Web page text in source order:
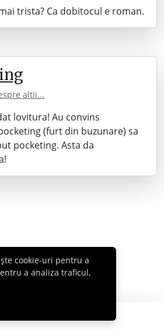
trista? Ca dobitocul e roman.
altii...
lovitura! Au convins
(furt din buzunare) sa
pocketing. Asta da
2007 - 2026 Cabral.ro
cookie-uri pentru a
a analiza traficul,